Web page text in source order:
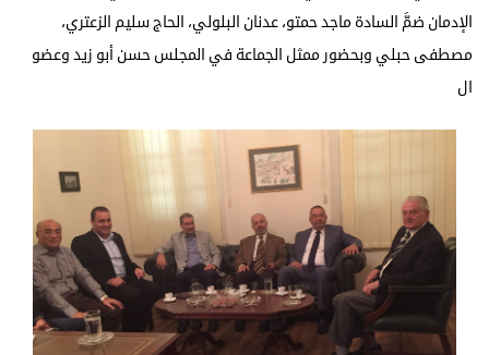
الإدمان ضمَّ السادة ماجد حمتو، عدنان البلولي، الحاج سليم الزعتري،
مصطفى حبلي وبحضور ممثل الجماعة في المجلس حسن أبو زيد وعضو
ال